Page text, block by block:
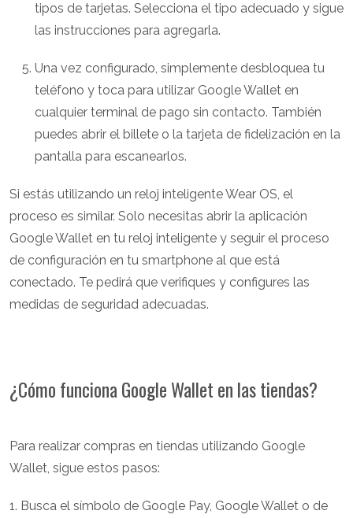
tipos de tarjetas. Selecciona el tipo adecuado y sigue
las instrucciones para agregarla.
Una vez configurado, simplemente desbloquea tu
teléfono y toca para utilizar Google Wallet en
cualquier terminal de pago sin contacto. También
puedes abrir el billete o la tarjeta de fidelización en la
pantalla para escanearlos.
Si estás utilizando un reloj inteligente Wear OS, el
proceso es similar. Solo necesitas abrir la aplicación
Google Wallet en tu reloj inteligente y seguir el proceso
de configuración en tu smartphone al que está
conectado. Te pedirá que verifiques y configures las
medidas de seguridad adecuadas.
¿Cómo funciona Google Wallet en las tiendas?
Para realizar compras en tiendas utilizando Google
Wallet, sigue estos pasos:
1. Busca el símbolo de Google Pay, Google Wallet o de